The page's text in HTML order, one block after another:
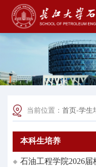
当前位置： 首页-学生
本科生培养
石油工程学院2026